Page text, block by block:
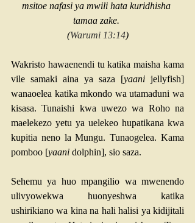
msitoe nafasi ya mwili hata kuridhisha
tamaa zake.
(Warumi 13:14)
Wakristo hawaenendi tu katika maisha kama
vile samaki aina ya saza [yaani jellyfish]
wanaoelea katika mkondo wa utamaduni wa
kisasa. Tunaishi kwa uwezo wa Roho na
maelekezo yetu ya uelekeo hupatikana kwa
kupitia neno la Mungu. Tunaogelea. Kama
pomboo [yaani dolphin], sio saza.
Sehemu ya huo mpangilio wa mwenendo
ulivyowekwa huonyeshwa katika
ushirikiano wa kina na hali halisi ya kidijitali